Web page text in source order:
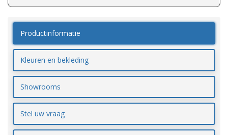
Productinformatie
Kleuren en bekleding
Showrooms
Stel uw vraag